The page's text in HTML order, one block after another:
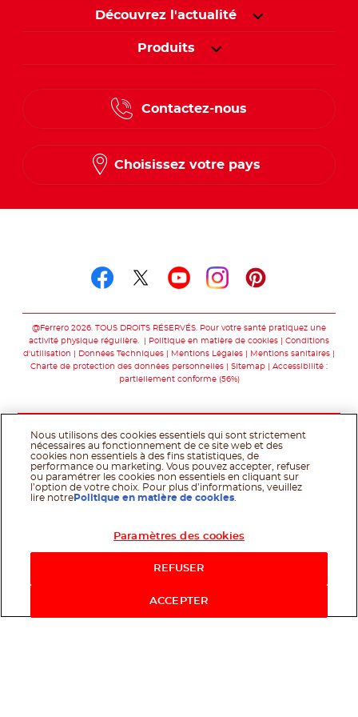
Découvrez l'actualité
Produits
Contactez-nous
Choisissez votre pays
@Ferrero 2026. TOUS DROITS RÉSERVÉS. Pour votre santé pratiquez une
activité physique régulière.
Politique en matière de cookies
Conditions
d'utilisation
Données Techniques Mentions Légales
Mentions sanitaires
Charte de protection des données personnelles
Sitemap
Accessibilité :
partiellement conforme (56%)
Nous utilisons des cookies essentiels qui sont strictement
nécessaires au fonctionnement de ce site web et des
cookies non essentiels à des fins statistiques, de
performance ou marketing. Vous pouvez accepter, refuser
ou paramétrer les cookies non essentiels en cliquant sur
l’option de votre choix. Pour plus d’informations, veuillez
lire notre Politique en matière de cookies
Paramètres des cookies
REFUSER
ACCEPTER